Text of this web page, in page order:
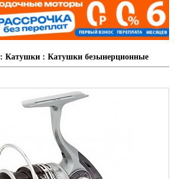
: Катушки : Катушки безынерционные